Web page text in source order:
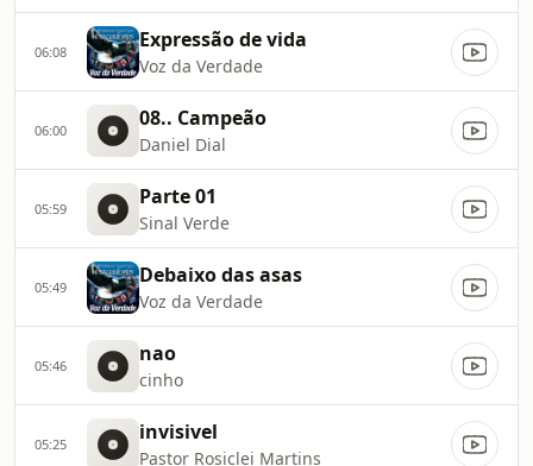
06:08 Expressão de vida
Voz da Verdade
06:00 08.. Campeão
Daniel Dial
05:59 Parte 01
Sinal Verde
05:49 Debaixo das asas
Voz da Verdade
05:46 nao
cinho
05:25 invisivel
Pastor Rosiclei Martins